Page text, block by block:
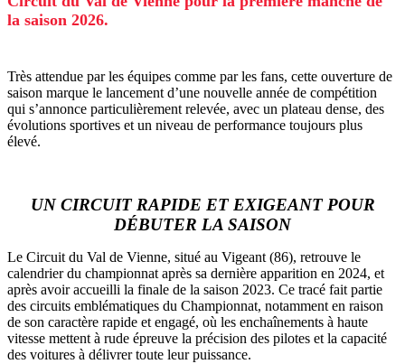
la saison 2026.
Très attendue par les équipes comme par les fans, cette ouverture de
saison marque le lancement d’une nouvelle année de compétition
qui s’annonce particulièrement relevée, avec un plateau dense, des
évolutions sportives et un niveau de performance toujours plus
élevé.
UN CIRCUIT RAPIDE ET EXIGEANT POUR
DÉBUTER LA SAISON
Le Circuit du Val de Vienne, situé au Vigeant (86), retrouve le
calendrier du championnat après sa dernière apparition en 2024, et
après avoir accueilli la finale de la saison 2023. Ce tracé fait partie
des circuits emblématiques du Championnat, notamment en raison
de son caractère rapide et engagé, où les enchaînements à haute
vitesse mettent à rude épreuve la précision des pilotes et la capacité
des voitures à délivrer toute leur puissance.